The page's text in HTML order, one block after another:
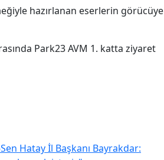
hazırlanan eserlerin görücüye
Park23 AVM 1. katta ziyaret